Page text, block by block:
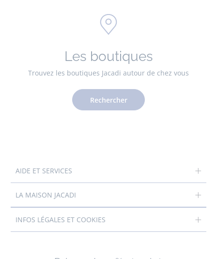
Les boutiques
Trouvez les boutiques Jacadi autour de chez vous
Rechercher
AIDE ET SERVICES
LA MAISON JACADI
INFOS LÉGALES ET COOKIES